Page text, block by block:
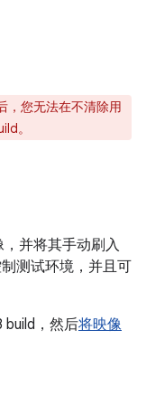
，您无法在不清除用
。
并将其手动刷入
测试环境，并且可
build，然后将映像